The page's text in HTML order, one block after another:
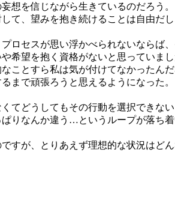
想を信じながら生きているのだろう
て、望みを抱き続けることは自由だ
ロセスが思い浮かべられないならば
希望を抱く資格がないと思っていま
とすら私は気が付けてなかったんだ
まで頑張ろうと思えるようになった。
てどうしてもその行動を選択できな
りなんか違う…というループが落ち着
すが、とりあえず理想的な状況はど